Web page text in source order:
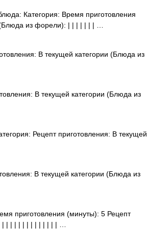
Категория: Время приготовления
из форели): | | | | | | | …
В текущей категории (Блюда из
В текущей категории (Блюда из
Рецепт приготовления: В текущей
В текущей категории (Блюда из
приготовления (минуты): 5 Рецепт
| | | | | | | | | | | | | | …